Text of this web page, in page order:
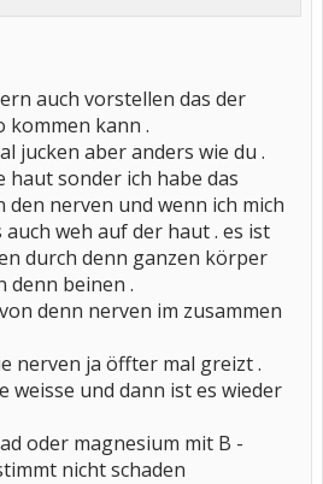
auch vorstellen das der
kommen kann .
jucken aber anders wie du .
haut sonder ich habe das
nerven und wenn ich mich
weh auf der haut . es ist
durch denn ganzen körper
denn beinen .
denn nerven im zusammen
nerven ja öffter mal greizt .
weisse und dann ist es wieder
oder magnesium mit B -
nicht schaden